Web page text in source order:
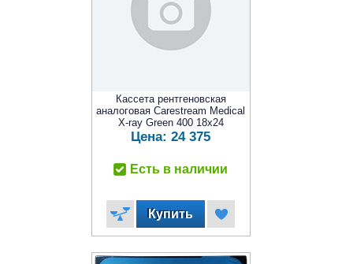
Кассета рентгеновская
аналоговая Carestream Medical
X-ray Green 400 18x24
Цена: 24 375
Есть в наличии